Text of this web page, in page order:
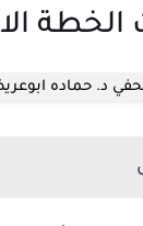
د. حماده